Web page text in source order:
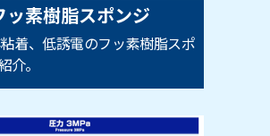
ッ素樹脂スポンジ
着、低誘電のフッ素樹脂スポ
介。